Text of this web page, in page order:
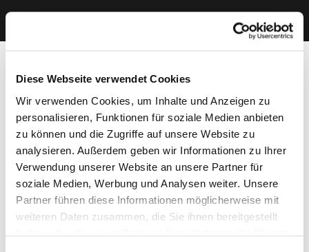
Diese Webseite verwendet Cookies
Wir verwenden Cookies, um Inhalte und Anzeigen zu
personalisieren, Funktionen für soziale Medien anbieten
zu können und die Zugriffe auf unsere Website zu
analysieren. Außerdem geben wir Informationen zu Ihrer
Verwendung unserer Website an unsere Partner für
soziale Medien, Werbung und Analysen weiter. Unsere
Partner führen diese Informationen möglicherweise mit
weiteren Daten zusammen, die Sie ihnen bereitgestellt